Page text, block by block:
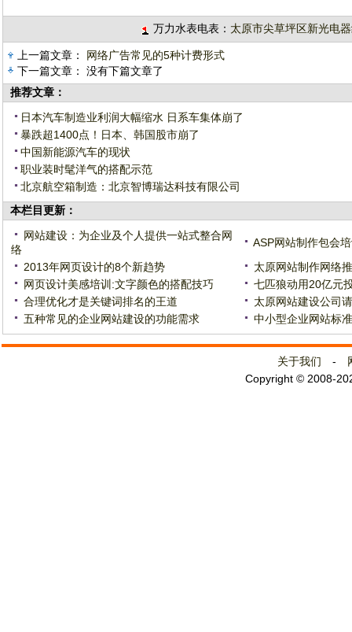
万力水表电表： 太原市尖草坪区新光电
上一篇文章： 网络广告常见的5种计费形式
下一篇文章： 没有下篇文章了
推荐文章：
日本汽车制造业利润大幅缩水 日系车集体崩了
暴跌超1400点！日本、韩国股市崩了
中国新能源汽车的现状
职业装时髦洋气的搭配示范
北京航空箱制造：北京智博瑞达科技有限公司
本栏目更新：
网站建设：为企业及个人提供一站式整合网
络
ASP网站制作包会
2013年网页设计的8个新趋势
太原网站制作网络
网页设计美感培训:文字颜色的搭配技巧
七匹狼动用20亿元
合理优化才是关键词排名的王道
太原网站建设公司
五种常见的企业网站建设的功能需求
中小型企业网站标
关于我们 -
Copyright © 2008-